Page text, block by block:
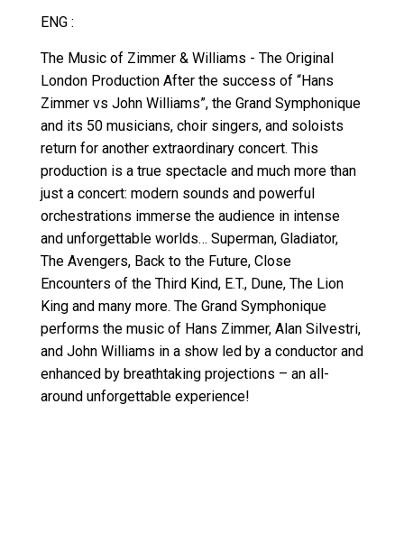
ENG :
The Music of Zimmer & Williams - The Original
London Production After the success of “Hans
Zimmer vs John Williams”, the Grand Symphonique
and its 50 musicians, choir singers, and soloists
return for another extraordinary concert. This
production is a true spectacle and much more than
just a concert: modern sounds and powerful
orchestrations immerse the audience in intense
and unforgettable worlds… Superman, Gladiator,
The Avengers, Back to the Future, Close
Encounters of the Third Kind, E.T., Dune, The Lion
King and many more. The Grand Symphonique
performs the music of Hans Zimmer, Alan Silvestri,
and John Williams in a show led by a conductor and
enhanced by breathtaking projections – an all-
around unforgettable experience!